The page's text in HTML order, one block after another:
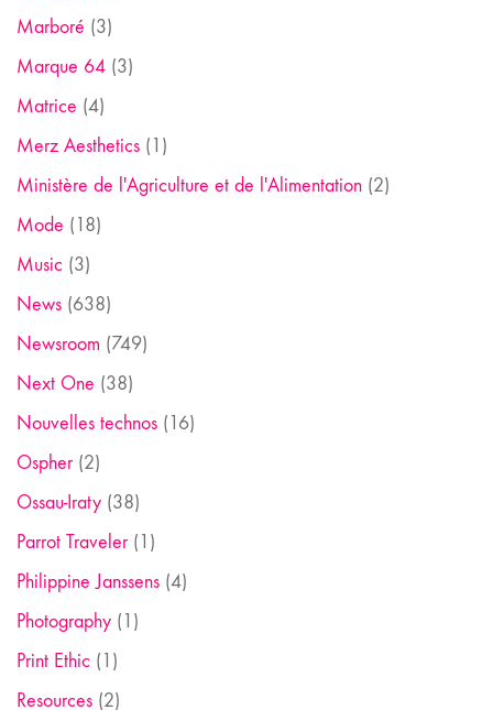
Marboré (3)
Marque 64 (3)
Matrice (4)
Merz Aesthetics (1)
Ministère de l'Agriculture et de l'Alimentation (2)
Mode (18)
Music (3)
News (638)
Newsroom (749)
Next One (38)
Nouvelles technos (16)
Ospher(2)
Ossau-Iraty (38)
Parrot Traveler(1)
Philippine Janssens (4)
Photography (1)
Print Ethic (1)
Resources (2)